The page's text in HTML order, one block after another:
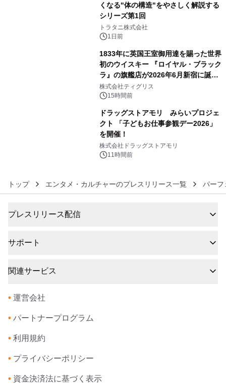
くなる"体の構造"をやさしく解説する
シリーズ第1回
トラタニ株式会社
1日前
1833年に英国王室御用達を賜った世界
初のウイスキー 『ロイヤル・ブラック
ラ』の旗艦店が2026年6月新宿に誕
生 バカルディ ジャパンと連携した
没入型バー「BAR Arca」
株式会社ティグリス
15時間前
ドラッグストアモリ みらいプロジェ
クト 「子どもお仕事参観デー2026」
を開催！
株式会社ドラッグストアモリ
11時間前
トップ エンタメ・カルチャーのプレスリリース一覧 パーフ
プレスリリース配信
サポート
関連サービス
• 運営会社
• パートナープログラム
• 利用規約
• プライバシーポリシー
• 資金決済法に基づく表示